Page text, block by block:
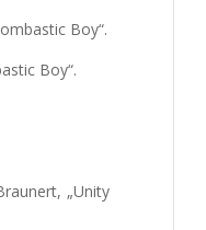
Boy“.
Boy“.
„Unity